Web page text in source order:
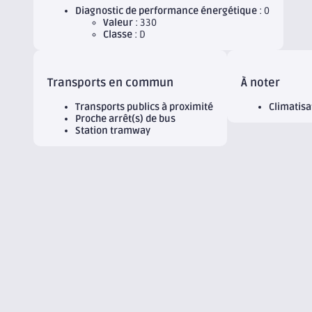
Diagnostic de performance énergétique : 0
Valeur : 330
Classe : D
Transports en commun
Transports publics à proximité
Proche arrêt(s) de bus
Station tramway
À noter